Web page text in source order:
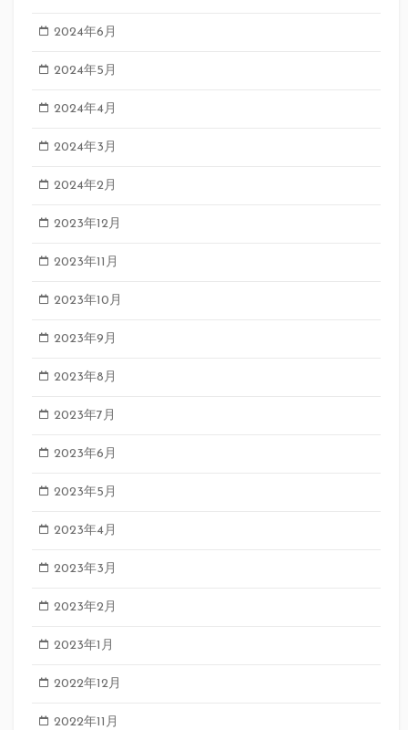
2024年6月
2024年5月
2024年4月
2024年3月
2024年2月
2023年12月
2023年11月
2023年10月
2023年9月
2023年8月
2023年7月
2023年6月
2023年5月
2023年4月
2023年3月
2023年2月
2023年1月
2022年12月
2022年11月